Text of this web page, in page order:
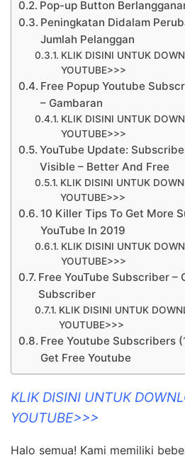
Pop-up Button
Peningkatan Didalam
Jumlah Pelanggan
KLIK DISINI UNTUK
YOUTUBE>>>
Free Popup Youtube
– Gambaran
KLIK DISINI UNTUK
YOUTUBE>>>
YouTube Update:
Visible – Better And Free
KLIK DISINI UNTUK
YOUTUBE>>>
10 Killer Tips To Get More
YouTube In 2019
KLIK DISINI UNTUK
YOUTUBE>>>
Free YouTube Subscriber –
Subscriber
KLIK DISINI UNTUK
YOUTUBE>>>
Free Youtube Subscribers
Get Free Youtube
KLIK DISINI UNTUK
YOUTUBE>>>
Halo semua! Kami memiliki